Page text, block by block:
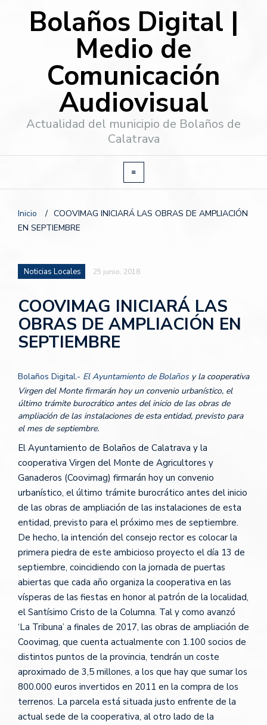
Bolaños Digital |
Medio de
Comunicación
Audiovisual
Actualidad del municipio de Bolaños de
Calatrava
Inicio / COOVIMAG INICIARÁ LAS OBRAS DE AMPLIACIÓN
EN SEPTIEMBRE
Noticias Locales 25 junio, 2018
COOVIMAG INICIARÁ LAS
OBRAS DE AMPLIACIÓN EN
SEPTIEMBRE
Bolaños Digital.- El Ayuntamiento de Bolañosy la cooperativa
Virgen del Monte firmarán hoy un convenio urbanístico, el
último trámite burocrático antes del inicio de las obras de
ampliación de las instalaciones de esta entidad, previsto para
el mes de septiembre.
El Ayuntamiento de Bolaños de Calatrava y la
cooperativa Virgen del Monte de Agricultores y
Ganaderos (Coovimag) firmarán hoy un convenio
urbanístico, el último trámite burocrático antes del inicio
de las obras de ampliación de las instalaciones de esta
entidad, previsto para el próximo mes de septiembre.
De hecho, la intención del consejo rector es colocar la
primera piedra de este ambicioso proyecto el día 13 de
septiembre, coincidiendo con la jornada de puertas
abiertas que cada año organiza la cooperativa en las
vísperas de las fiestas en honor al patrón de la localidad,
el Santísimo Cristo de la Columna. Tal y como avanzó
‘La Tribuna’ a finales de 2017, las obras de ampliación de
Coovimag, que cuenta actualmente con 1.100 socios de
distintos puntos de la provincia, tendrán un coste
aproximado de 3,5 millones, a los que hay que sumar los
800.000 euros invertidos en 2011 en la compra de los
terrenos. La parcela está situada justo enfrente de la
actual sede de la cooperativa, al otro lado de la